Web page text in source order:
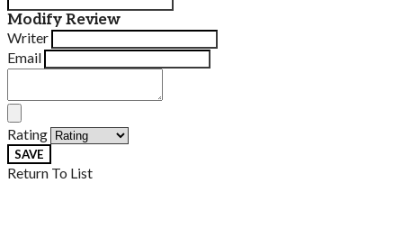
Modify Review
Writer
Email
Rating
SAVE
Return To List